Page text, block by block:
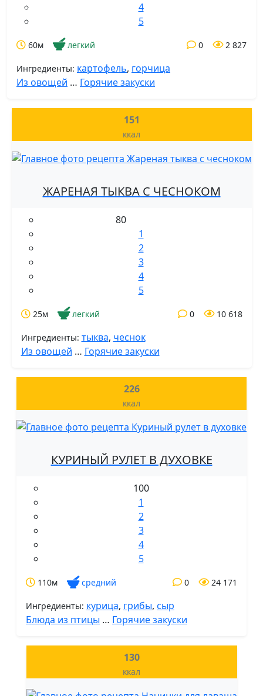
4
5
60м легкий 2 827
0
Ингредиенты: картофель, горчица
Из овощей … Горячие закуски
151
ккал
ЖАРЕНАЯ ТЫКВА С ЧЕСНОКОМ
80
1
2
3
4
5
25м легкий 10 618
0
Ингредиенты: тыква, чеснок
Из овощей … Горячие закуски
226
ккал
КУРИНЫЙ РУЛЕТ В ДУХОВКЕ
100
1
2
3
4
5
110м средний 24 171
0
Ингредиенты: курица, грибы, сыр
Блюда из птицы … Горячие закуски
130
ккал